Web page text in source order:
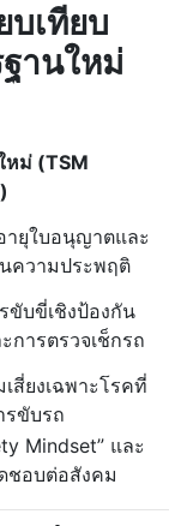
บเทียบ
านใหม่
หม่ (TSM
ายุใบอนุญาตและ
ความประพฤติ
ขับขี่เชิงป้องกัน
การตรวจเช็กรถ
สี่ยงเฉพาะโรคที่
รขับรถ
Mindset” และ
ชอบต่อสังคม